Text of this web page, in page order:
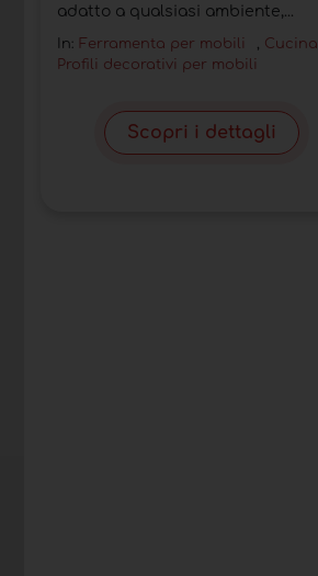
adatto a qualsiasi ambiente,...
In: Ferramenta per mobili , Cucina
Profili decorativi per mobili
Scopri i dettagli